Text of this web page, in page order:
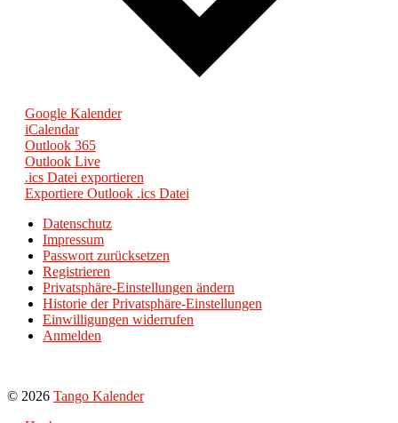
Google Kalender
iCalendar
Outlook 365
Outlook Live
.ics Datei exportieren
Exportiere Outlook .ics Datei
Datenschutz
Impressum
Passwort zurücksetzen
Registrieren
Privatsphäre-Einstellungen ändern
Historie der Privatsphäre-Einstellungen
Einwilligungen widerrufen
Anmelden
© 2026 Tango Kalender